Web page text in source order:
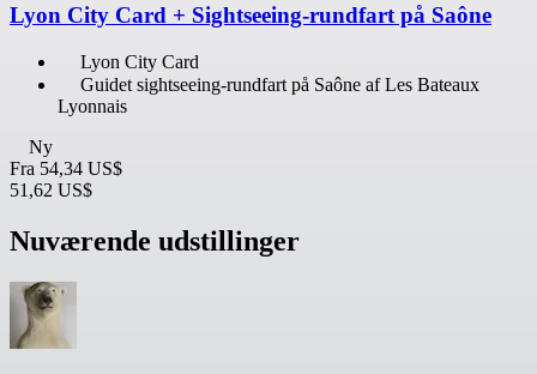
Lyon City Card + Sightseeing-rundfart på Saône
Lyon City Card
Guidet sightseeing-rundfart på Saône af Les Bateaux
Lyonnais
Ny
Fra 54,34 US$
51,62 US$
Nuværende udstillinger